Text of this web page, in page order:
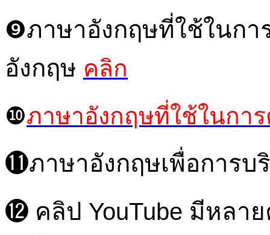
❾ภาษาอังกฤษที่ใช้ในกา
อังกฤษ คลิก
❿ภาษาอังกฤษที่ใช้ในกา
⓫ภาษาอังกฤษเพื่อการบ
⓬ คลิป YouTube มีหล